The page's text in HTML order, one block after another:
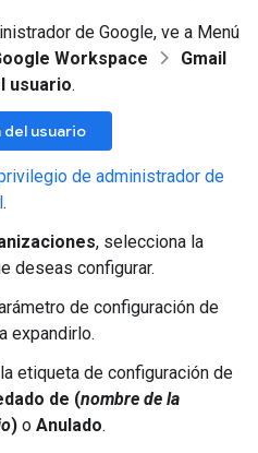
de Google, ve a Menú
Workspace
Gmail
usuario.
del usuario
de administrador de
.
, selecciona la
deseas configurar.
de configuración de
expandirlo.
etiqueta de configuración de
de (nombre de la
) o Anulado.